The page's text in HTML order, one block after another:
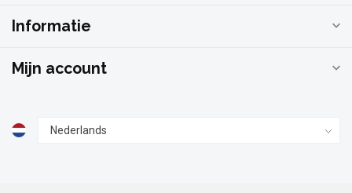
Informatie
Mijn account